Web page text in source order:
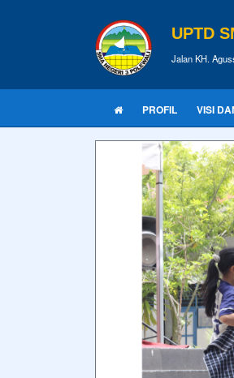
UPTD
Jalan KH.
PROFIL VISI